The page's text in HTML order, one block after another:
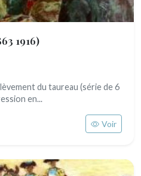
(1863 1916)
du taureau (série de 6
en...
Voir